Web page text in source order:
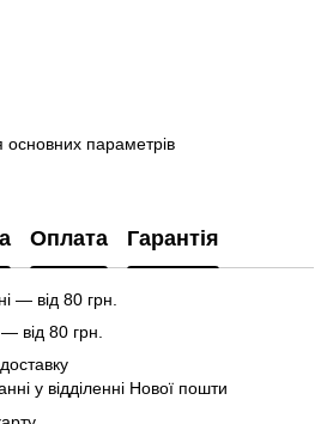
параметрів
Оплата Гарантія
— від 80 грн.
від 80 грн.
у відділенні Нової пошти